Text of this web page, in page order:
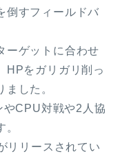
倒すフィールドバ
ーゲットに合わせ
HPをガリガリ削っ
した。
CPU対戦や2人協
リリースされてい